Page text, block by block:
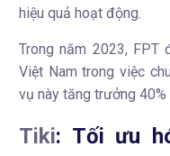
hiệu quả hoạt động.
Trong năm 2023, FPT
Việt Nam trong việc
vụ này tăng trưởng
Tiki: Tối ưu